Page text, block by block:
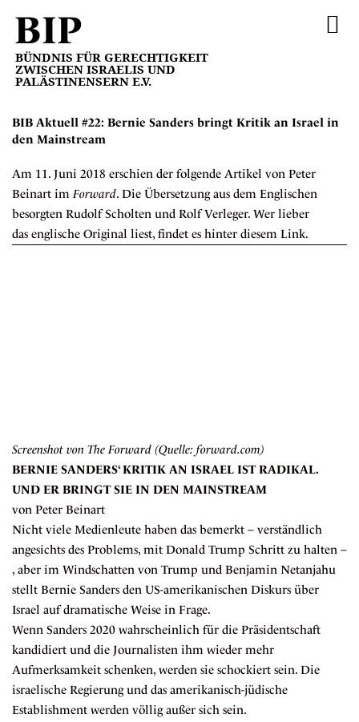
BIP
BÜNDNIS FÜR GERECHTIGKEIT
ZWISCHEN ISRAELIS UND
PALÄSTINENSERN E.V.
BIB Aktuell #22: Bernie Sanders bringt Kritik an Israel in
den Mainstream
Am 11. Juni 2018 erschien der folgende Artikel von Peter
Beinart im Forward. Die Übersetzung aus dem Englischen
besorgten Rudolf Scholten und Rolf Verleger. Wer lieber
das englische Original liest, findet es hinter diesem Link.
Screenshot von The Forward (Quelle: forward.com)
BERNIE SANDERS‘ KRITIK AN ISRAEL IST RADIKAL.
UND ER BRINGT SIE IN DEN MAINSTREAM
von Peter Beinart
Nicht viele Medienleute haben das bemerkt – verständlich
angesichts des Problems, mit Donald Trump Schritt zu halten –
, aber im Windschatten von Trump und Benjamin Netanjahu
stellt Bernie Sanders den US-amerikanischen Diskurs über
Israel auf dramatische Weise in Frage.
Wenn Sanders 2020 wahrscheinlich für die Präsidentschaft
kandidiert und die Journalisten ihm wieder mehr
Aufmerksamkeit schenken, werden sie schockiert sein. Die
israelische Regierung und das amerikanisch-jüdische
Establishment werden völlig außer sich sein.